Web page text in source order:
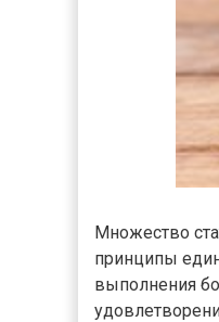
Множество
принципы
выполнения